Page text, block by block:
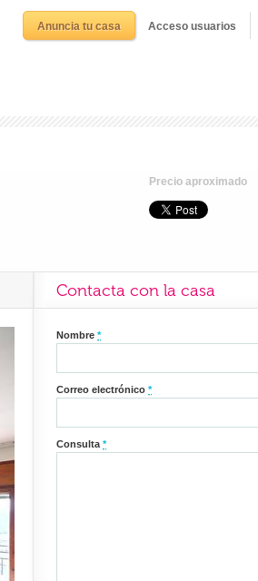
Anuncia tu casa Acceso usuarios
Precio aproximado
Contacta con la casa
Nombre*
Correo electrónico*
Consulta*